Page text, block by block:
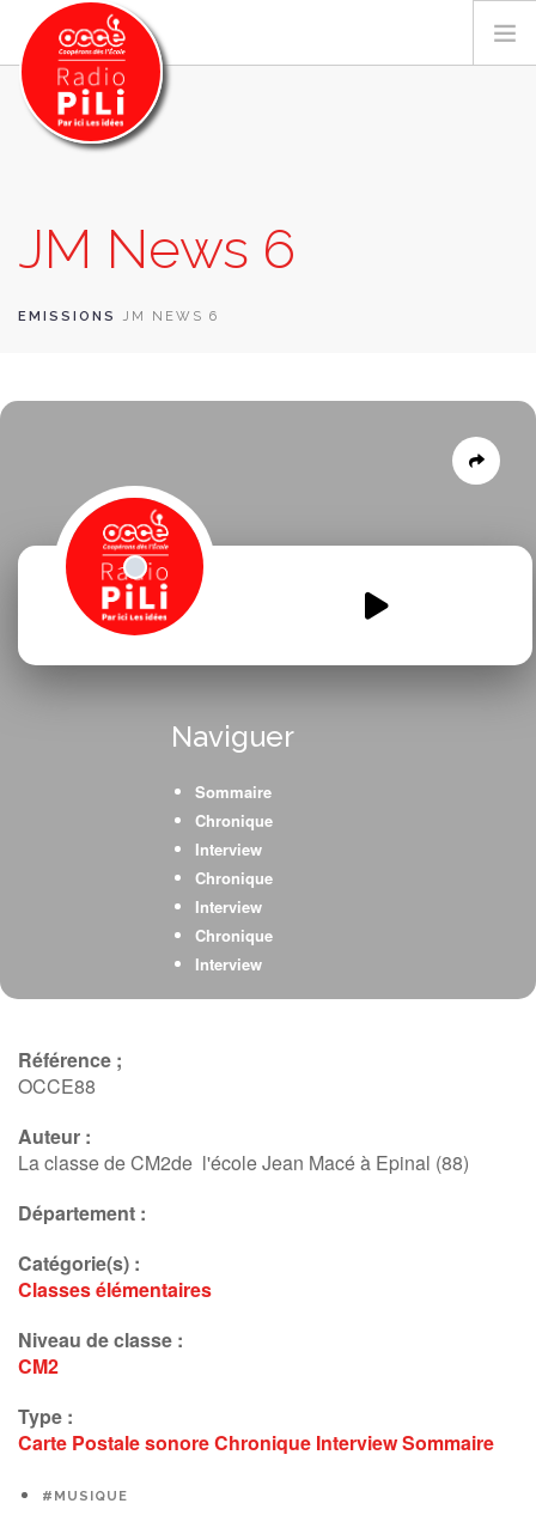
GRILLE DES PROGRAMMES
EMISSIONS / PODCASTS
CONTACT
JM News 6
EMISSIONS JM NEWS 6
JM-News-emission-2-mai-
Naviguer
Sommaire
Chronique
Interview
Chronique
Interview
Chronique
Interview
Référence ;
OCCE88
Auteur :
La classe de CM2de l'école Jean Macé à Epinal (88)
Département :
Catégorie(s) :
Classes élémentaires
Niveau de classe :
CM2
Type :
Carte Postale sonoreChronique InterviewSommaire
#MUSIQUE